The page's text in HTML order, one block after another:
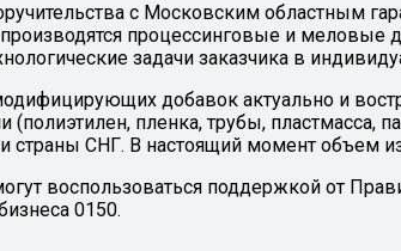
с Московским областным
процессинговые и меловые
задачи заказчика в
добавок актуально и
(полиэтилен, пленка, трубы,
страны СНГ. В настоящий момент объем
воспользоваться поддержкой от
0150.